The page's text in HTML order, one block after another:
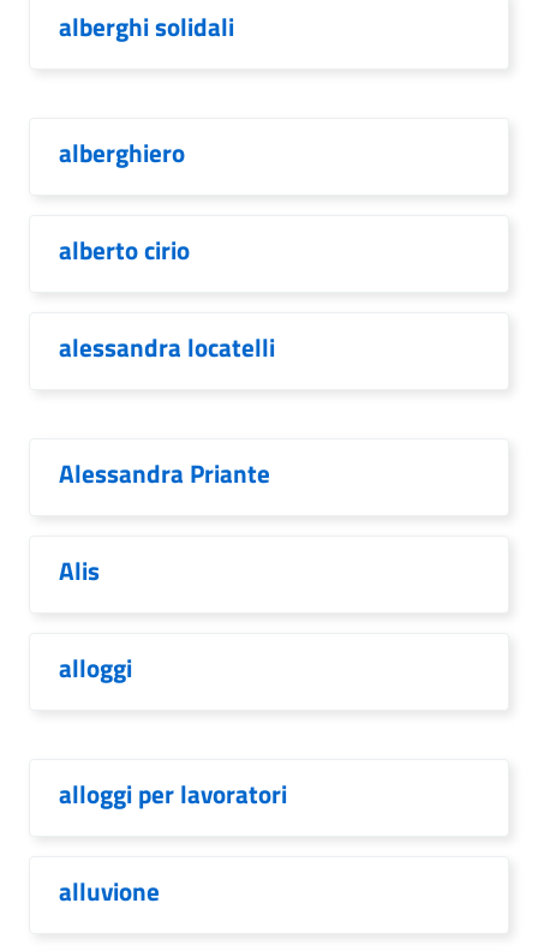
alberghi solidali
alberghiero
alberto cirio
alessandra locatelli
Alessandra Priante
Alis
alloggi
alloggi per lavoratori
alluvione